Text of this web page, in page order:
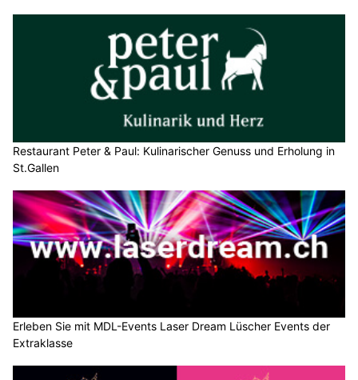
Restaurant Peter & Paul: Kulinarischer Genuss und Erholung in
St.Gallen
Erleben Sie mit MDL-Events Laser Dream Lüscher Events der
Extraklasse